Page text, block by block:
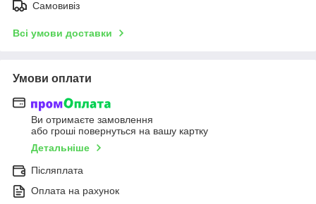
Самовивіз
Всі умови доставки
Умови оплати
Ви отримаєте замовлення
або гроші повернуться на вашу картку
Детальніше
Післяплата
Оплата на рахунок